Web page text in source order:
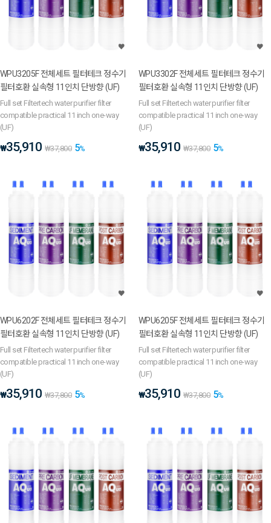
WPU3205F 전체세트 필터테크 정수기
필터호환 실속형 11인치 단방향 (UF)
Full set Filtertech water purifier filter
compatible practical 11 inch one-way
(UF)
₩35,910 ₩37,800 5%
WPU3302F 전체세트 필터테크 정수기
필터호환 실속형 11인치 단방향 (UF)
Full set Filtertech water purifier filter
compatible practical 11 inch one-way
(UF)
₩35,910 ₩37,800 5%
WPU6202F 전체세트 필터테크 정수기
필터호환 실속형 11인치 단방향 (UF)
Full set Filtertech water purifier filter
compatible practical 11 inch one-way
(UF)
₩35,910 ₩37,800 5%
WPU6205F 전체세트 필터테크 정수기
필터호환 실속형 11인치 단방향 (UF)
Full set Filtertech water purifier filter
compatible practical 11 inch one-way
(UF)
₩35,910 ₩37,800 5%